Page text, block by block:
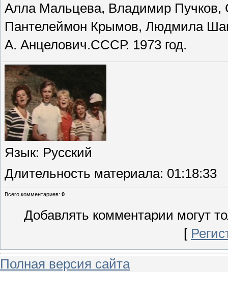
Алла Мальцева, Владимир Пучков,
Пантелеймон Крымов, Людмила
А. Анцелович.СССР. 1973 год.
Язык: Русский
Длительность материала: 01:18:33
Всего комментариев: 0
Добавлять комментарии могут
[
Полная версия сайта